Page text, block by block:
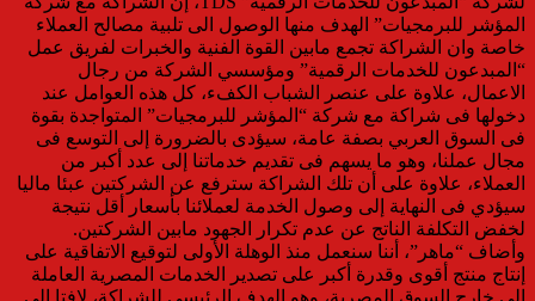
المؤشر للبرمجيات” الهدف منها الوصول الى تلبية مصالح العملاء
خاصة وان الشراكة تجمع مابين القوة الفنية والخبرات لفريق عمل
“المبدعون للخدمات الرقمية” ومؤسسي الشركة من رجال
الاعمال، علاوة على عنصر الشباب الكفء، كل هذه العوامل عند
دخولها فى شراكة مع شركة “المؤشر للبرمجيات” المتواجدة بقوة
فى السوق العربي بصفة عامة، سيؤدى بالضرورة إلى التوسع فى
مجال عملنا، وهو ما يسهم فى تقديم خدماتنا إلى عدد أكبر من
العملاء، علاوة على أن تلك الشراكة سترفع عن الشركتين عبئا ماليا
سيؤدي فى النهاية إلى وصول الخدمة لعملائنا بأسعار أقل نتيجة
لخفض التكلفة الناتج عن عدم تكرار الجهود مابين الشركتين.
وأضاف “ماهر”، أننا سنعمل منذ الوهلة الأولى لتوقيع الاتفاقية على
إنتاج منتج أقوى وقدرة أكبر على تصدير الخدمات المصرية العاملة
إلى خارج السوق المصرية، وهو الهدف الرئيسي للشراكة، لافتا إلى